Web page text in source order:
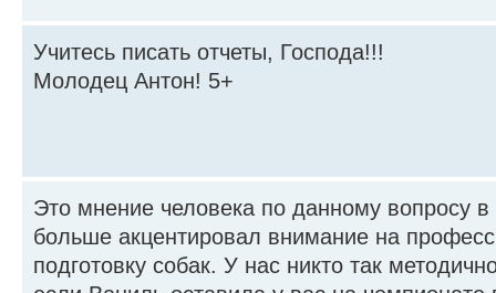
Учитесь писать отчеты, Господа!!!
Молодец Антон! 5+
Это мнение человека по данному вопросу
больше акцентировал внимание на
подготовку собак. У нас никто так